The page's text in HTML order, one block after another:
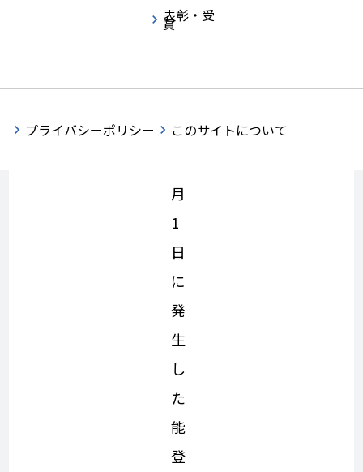
表彰・受
賞
プライバシーポリシー このサイトについて
年
月
1
日
に
発
生
し
た
能
登